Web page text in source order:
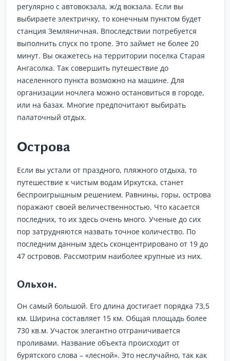
регулярно с автовокзала, ж/д вокзала. Если вы
выбираете электричку, то конечным пунктом будет
станция Земляничная. Впоследствии потребуется
выполнить спуск по тропе. Это займет не более 20
минут. Вы окажетесь на территории поселка Старая
Ангасолка. Так совершить путешествие до
населенного пункта возможно на машине. Для
организации ночлега можно остановиться в городе,
или на базах. Многие предпочитают выбирать
палаточный отдых.
Острова
Если вы устали от праздного, пляжного отдыха, то
путешествие к чистым водам Иркутска, станет
беспроигрышным решением. Равнины, горы, острова
поражают своей величественностью. Что касается
последних, то их здесь очень много. Ученые до сих
пор затрудняются назвать точное количество. По
последним данным здесь сконцентрировано от 19 до
47 островов. Рассмотрим наиболее крупные из них.
Ольхон.
Он самый большой. Его длина достигает порядка 73,5
км. Ширина составляет 15 км. Общая площадь более
730 кв.м. Участок элегантно отграничивается
проливами. Название объекта происходит от
бурятского слова – «лесной». Это неслучайно, так как